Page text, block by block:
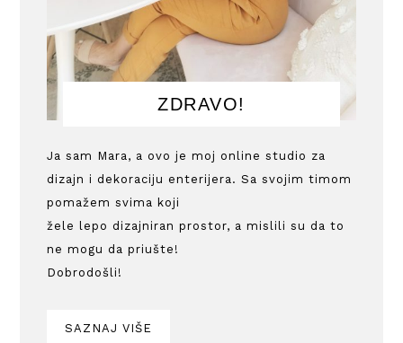
ZDRAVO!
Ja sam Mara, a ovo je moj online studio za
dizajn i dekoraciju enterijera. Sa svojim timom
pomažem svima koji
žele lepo dizajniran prostor, a mislili su da to
ne mogu da priušte!
Dobrodošli!
SAZNAJ VIŠE